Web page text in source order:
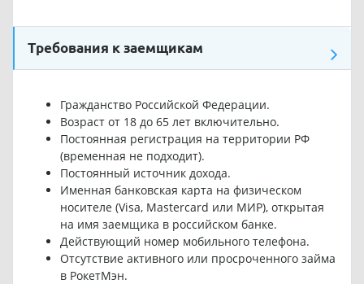
Требования к заемщикам
Гражданство Российской Федерации.
Возраст от 18 до 65 лет включительно.
Постоянная регистрация на территории РФ
(временная не подходит).
Постоянный источник дохода.
Именная банковская карта на физическом
носителе (Visa, Mastercard или МИР), открытая
на имя заемщика в российском банке.
Действующий номер мобильного телефона.
Отсутствие активного или просроченного займа
в РокетМэн.